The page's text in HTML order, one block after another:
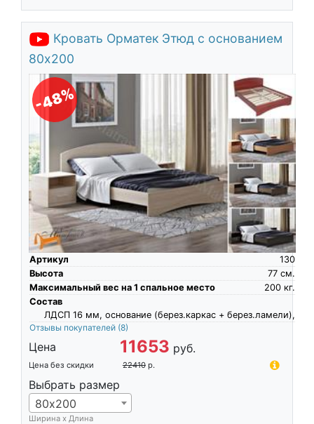
Кровать Орматек Этюд с основанием
80х200
-48%
Артикул
130
Высота
см.
77
Максимальный вес на 1 спальное место
кг.
200
Состав
ЛДСП 16 мм, основание (берез.каркас + берез.ламели),
Отзывы покупателей (8)
Цена 11653 руб.
Цена без скидки 22410 р.
Выбрать размер
80х200
Ширина х Длина